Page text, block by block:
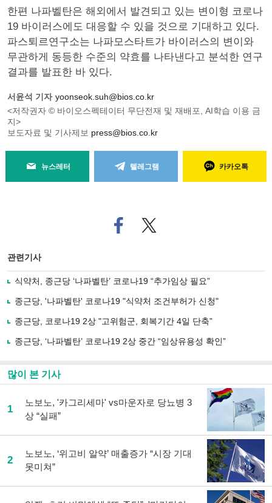
한편 나파벨탄은 해외에서 발견되고 있는 변이형 코로나
19 바이러스에도 대응할 수 있을 것으로 기대하고 있다.
파스퇴르연구소는 나파모스타트가 바이러스의 변이와
무관하게 동등한 수준의 약효를 나타낸다고 분석한 연구
결과를 발표한 바 있다.
서윤석 기자 yoonseok.suh@bios.co.kr
<저작권자 © 바이오스펙테이터 무단전재 및 재배포, AI학습 이용 금
지>
보도자료 및 기사제보 press@bios.co.kr
뉴스레터 텔레그램 카카오톡
페
이
로
기
사
유
기
트위
터로
관련기사
식약처, 종근당 ‘나파벨탄’ 코로나19 “추가임상 필요”
종근당, '나파벨탄' 코로나19 "식약처 조건부허가 신청"
종근당, 코로나19 2상 "고위험군, 회복기간 4일 단축”
종근당, ‘나파벨탄’ 코로나19 2상 중간 “임상유용성 확인”
많이 본 기사
1
노보노, '카그리세마' vs마운자로 당뇨병 3
상 “실패”
2
노보노, ‘위고비 알약’ 매출증가 “시장 기대
못미쳐”